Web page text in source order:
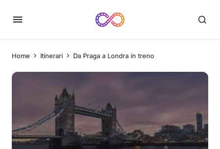
Home Itinerari Da Praga a Londra in treno